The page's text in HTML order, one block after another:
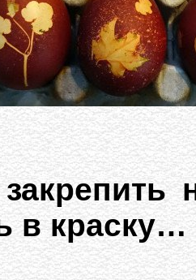
в краску…